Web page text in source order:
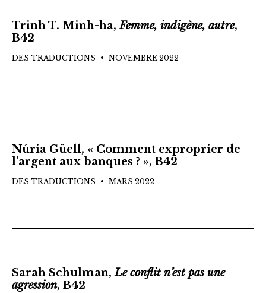
DES TRADUCTIONS NOVEMBRE 2022
Trinh T. Minh-ha,Femme, indigène, autre,
B42
DES TRADUCTIONS MARS 2022
Núria Güell, « Comment exproprier de
l’argent aux banques ? », B42
Sarah Schulman,Le conflit n’est pas une
agression, B42